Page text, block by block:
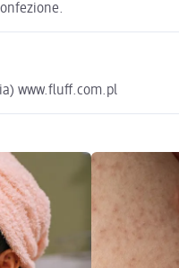
www.fluff.com.pl